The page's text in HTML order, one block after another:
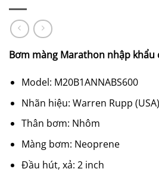
Bơm màng Marathon nhập khẩu
Model: M20B1ANNABS600
Nhãn hiệu: Warren Rupp (USA)
Thân bơm: Nhôm
Màng bơm: Neoprene
Đầu hút, xả: 2 inch